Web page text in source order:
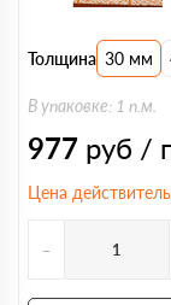
Толщина 30 мм
В упаковке: 1 п.м.
977 руб /
Цена
-